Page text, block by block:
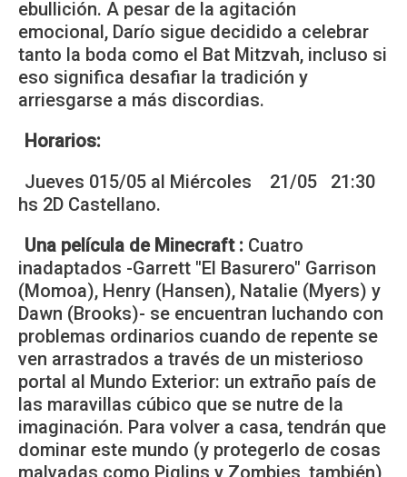
ebullición. A pesar de la agitación
emocional, Darío sigue decidido a celebrar
tanto la boda como el Bat Mitzvah, incluso si
eso significa desafiar la tradición y
arriesgarse a más discordias.
Horarios:
Jueves 015/05 al Miércoles 21/05 21:30
hs 2D Castellano.
Una película de Minecraft : Cuatro
inadaptados -Garrett "El Basurero" Garrison
(Momoa), Henry (Hansen), Natalie (Myers) y
Dawn (Brooks)- se encuentran luchando con
problemas ordinarios cuando de repente se
ven arrastrados a través de un misterioso
portal al Mundo Exterior: un extraño país de
las maravillas cúbico que se nutre de la
imaginación. Para volver a casa, tendrán que
dominar este mundo (y protegerlo de cosas
malvadas como Piglins y Zombies, también)